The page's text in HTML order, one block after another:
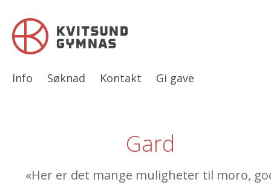
Info Søknad Kontakt Gi gave
Gard
«Her er det mange muligheter til moro,